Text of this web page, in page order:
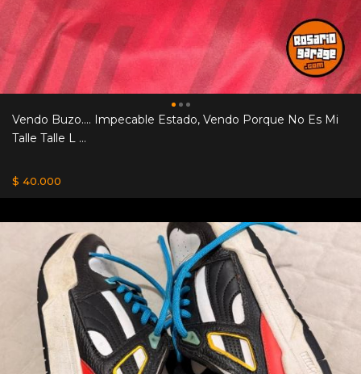
Vendo Buzo.... Impecable Estado, Vendo Porque No Es Mi
Talle Talle L ...
$ 40.000